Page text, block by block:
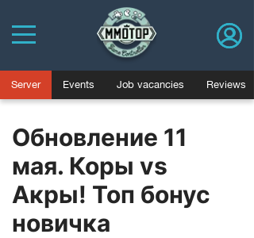
Server Events Job vacancies Reviews
Обновление 11
мая. Коры vs
Акры! Топ бонус
новичка